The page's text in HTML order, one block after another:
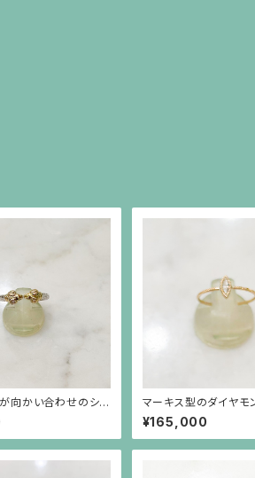
向かい合わせのシル
マーキス型のダイヤモ
な18金リング
¥165,000